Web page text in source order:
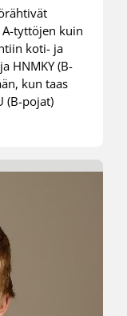
tyttöjen kuin
koti- ja
HNMKY (B-
kun taas
(B-pojat)